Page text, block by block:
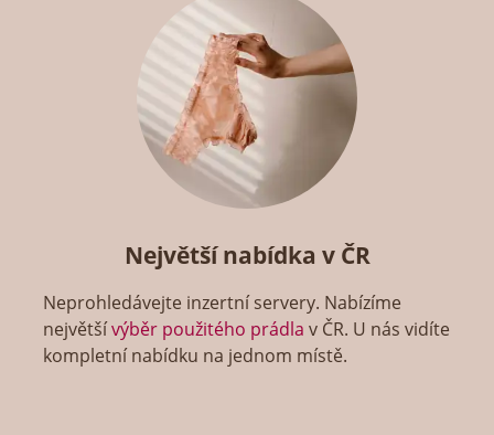
Největší nabídka v ČR
Neprohledávejte inzertní servery. Nabízíme
největšívýběr použitého prádla v ČR. U nás vidíte
kompletní nabídku na jednom místě.